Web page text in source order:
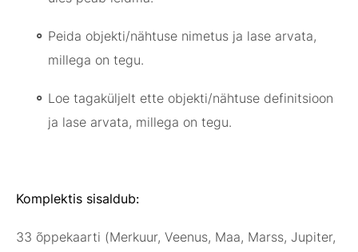
Peida objekti/nähtuse nimetus ja lase arvata,
millega on tegu.
Loe tagaküljelt ette objekti/nähtuse definitsioon
ja lase arvata, millega on tegu.
Komplektis sisaldub:
33 õppekaarti (Merkuur, Veenus, Maa, Marss, Jupiter,